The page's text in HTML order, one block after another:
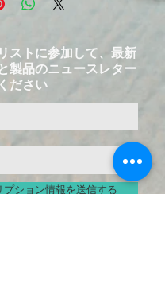
ストに参加して、最新
製品のニュースレター
ださい
プション情報を送信する